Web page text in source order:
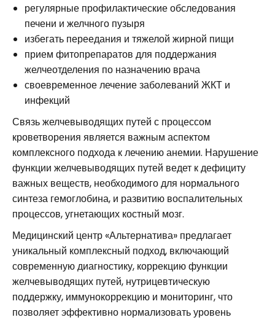
регулярные профилактические обследования
печени и желчного пузыря
избегать переедания и тяжелой жирной пищи
прием фитопрепаратов для поддержания
желчеотделения по назначению врача
своевременное лечение заболеваний ЖКТ и
инфекций
Связь желчевыводящих путей с процессом
кроветворения является важным аспектом
комплексного подхода к лечению анемии. Нарушение
функции желчевыводящих путей ведет к дефициту
важных веществ, необходимого для нормального
синтеза гемоглобина, и развитию воспалительных
процессов, угнетающих костный мозг.
Медицинский центр «Альтернатива» предлагает
уникальный комплексный подход, включающий
современную диагностику, коррекцию функции
желчевыводящих путей, нутрицевтическую
поддержку, иммунокоррекцию и мониторинг, что
позволяет эффективно нормализовать уровень